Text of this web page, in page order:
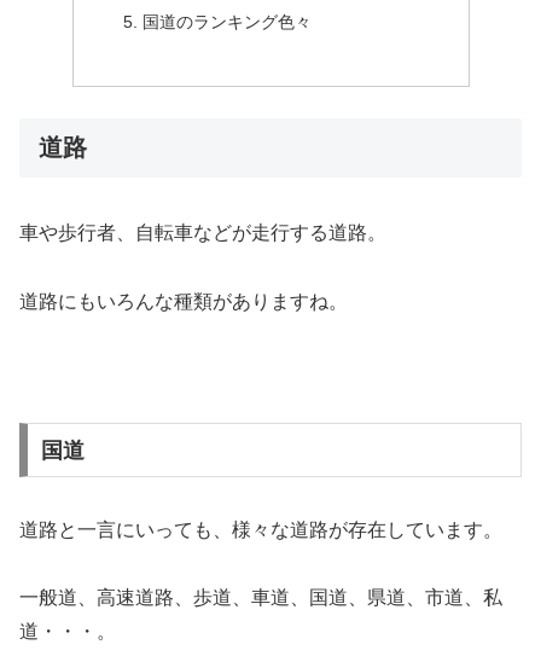
国道のランキング色々
道路
車や歩行者、自転車などが走行する道路。
道路にもいろんな種類がありますね。
国道
道路と一言にいっても、様々な道路が存在しています。
一般道、高速道路、歩道、車道、国道、県道、市道、私
道・・・。